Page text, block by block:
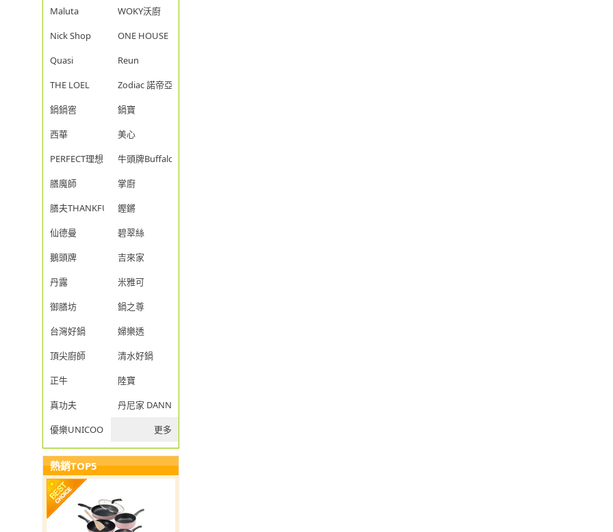
Maluta
WOKY沃廚
Nick Shop
ONE HOUSE
Quasi
Reun
THE LOEL
Zodiac 諾帝亞
鍋鍋窖
鍋寶
西華
美心
PERFECT理想
牛頭牌Buffalo
膳魔師
掌廚
膳夫THANKFUL
鏗鏘
仙德曼
碧翠絲
鵝頭牌
吉來家
丹露
米雅可
御膳坊
鍋之尊
台灣好鍋
婦樂透
頂尖廚師
清水好鍋
正牛
陸寶
真功夫
丹尼家 DANNY JIA
優樂UNICOOK
更多
熱銷TOP5